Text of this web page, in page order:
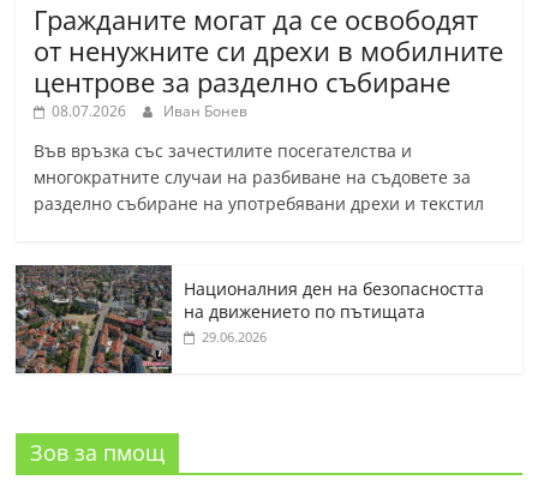
Гражданите могат да се освободят
от ненужните си дрехи в мобилните
центрове за разделно събиране
08.07.2026 Иван Бонев
Във връзка със зачестилите посегателства и
многократните случаи на разбиване на съдовете за
разделно събиране на употребявани дрехи и текстил
Националния ден на безопасността
на движението по пътищата
29.06.2026
Зов за пмощ